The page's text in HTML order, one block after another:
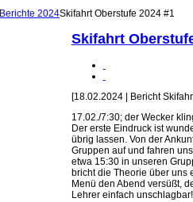
Berichte 2024Skifahrt Oberstufe 2024 #1
Skifahrt
[18.02.2024 | Bericht
17.02./7:30; der Wecker
Der erste Eindruck ist
übrig lassen. Von der
Gruppen auf und fahren
etwa 15:30 in unseren
bricht die Theorie über uns
Menü den Abend versüßt,
Lehrer einfach